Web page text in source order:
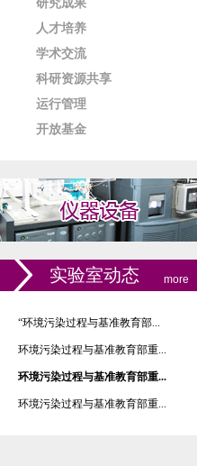
研究成果
人才培养
学术交流
科研资源共享
运行管理
开放基金
实验室动态 more
“环境污染过程与基准教育部...
环境污染过程与基准教育部重...
环境污染过程与基准教育部重...
环境污染过程与基准教育部重...